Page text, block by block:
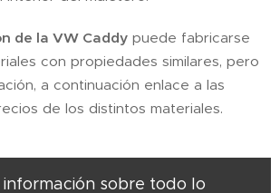
de la VW Caddy puede fabricarse
con propiedades similares, pero
a continuación enlace a las
de los distintos materiales.
información sobre todo lo